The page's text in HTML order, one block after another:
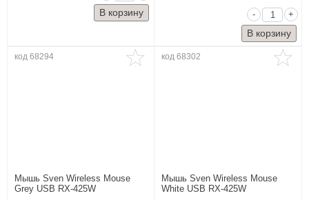
-
+
код 68294
Мышь Sven Wireless Mouse
Grey USB RX-425W
код 68302
Мышь Sven Wireless Mouse
White USB RX-425W